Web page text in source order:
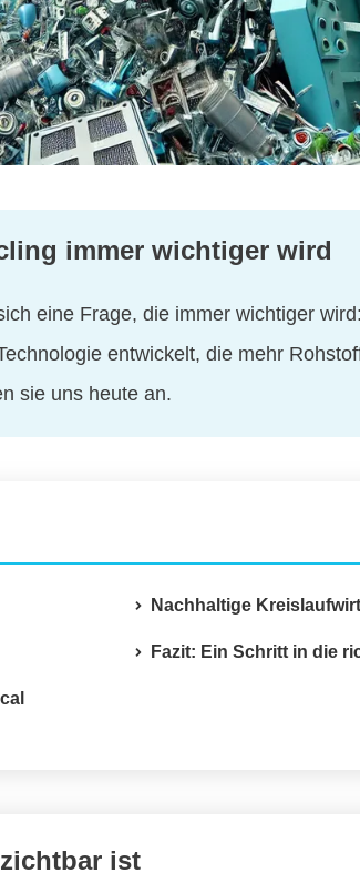
immer wichtiger wird
eine Frage, die immer wichtiger
entwickelt, die mehr
sie uns heute an.
Nachhaltige
Fazit: Ein Schritt in die
ist